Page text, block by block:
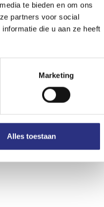
te bieden en om ons
partners voor social
die u aan ze heeft
Marketing
Alles toestaan